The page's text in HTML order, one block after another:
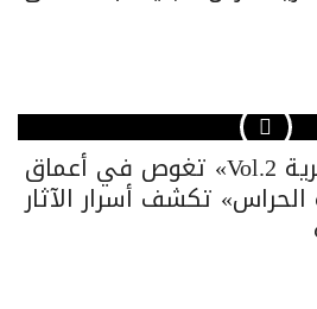
حراس الهوية المصرية Vol.2» تغوص في أعماق
الحراس» تكشف أسرار الآثار